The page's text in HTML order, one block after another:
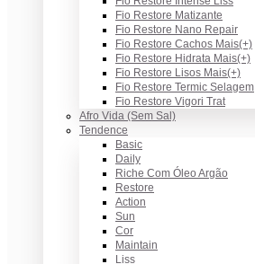
Fio Restore Matizante
Fio Restore Nano Repair
Fio Restore Cachos Mais(+)
Fio Restore Hidrata Mais(+)
Fio Restore Lisos Mais(+)
Fio Restore Termic Selagem
Fio Restore Vigori Trat
Afro Vida (Sem Sal)
Tendence
Basic
Daily
Riche Com Óleo Argão
Restore
Action
Sun
Cor
Maintain
Liss